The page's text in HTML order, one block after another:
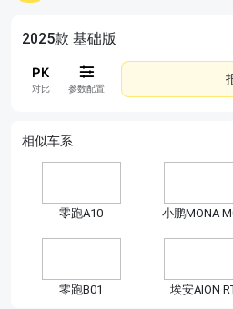
2025款 基础版
对比 参数配置
相似车系
零跑A10 小鹏MONA
零跑B01 埃安AION